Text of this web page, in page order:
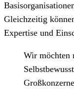
Gleichzeitig
Expertise und
Wir möchten